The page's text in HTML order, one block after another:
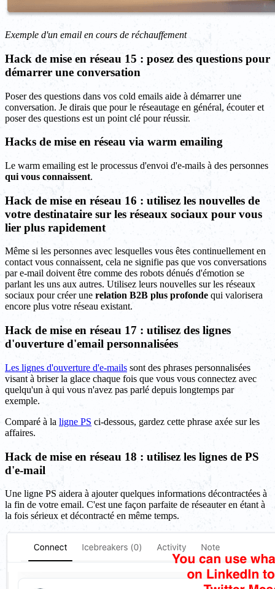
Exemple d'un email en cours de réchauffement
Hack de mise en réseau 15 : posez des questions pour
démarrer une conversation
Poser des questions dans vos cold emails aide à démarrer une
conversation. Je dirais que pour le réseautage en général, écouter et
poser des questions est un point clé pour réussir.
Hacks de mise en réseau via warm emailing
Le warm emailing est le processus d'envoi d'e-mails à des personnes
qui vous connaissent.
Hack de mise en réseau 16 : utilisez les nouvelles de
votre destinataire sur les réseaux sociaux pour vous
lier plus rapidement
Même si les personnes avec lesquelles vous êtes continuellement en
contact vous connaissent, cela ne signifie pas que vos conversations
par e-mail doivent être comme des robots dénués d'émotion se
parlant les uns aux autres. Utilisez leurs nouvelles sur les réseaux
sociaux pour créer une relation B2B plus profonde qui valorisera
encore plus votre réseau existant.
Hack de mise en réseau 17 : utilisez des lignes
d'ouverture d'email personnalisées
Les lignes d'ouverture d'e-mails sont des phrases personnalisées
visant à briser la glace chaque fois que vous vous connectez avec
quelqu'un à qui vous n'avez pas parlé depuis longtemps par
exemple.
Comparé à la ligne PS ci-dessous, gardez cette phrase axée sur les
affaires.
Hack de mise en réseau 18 : utilisez les lignes de PS
d'e-mail
Une ligne PS aidera à ajouter quelques informations décontractées à
la fin de votre email. C'est une façon parfaite de réseauter en étant à
la fois sérieux et décontracté en même temps.